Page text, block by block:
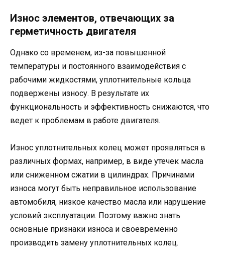
Износ элементов, отвечающих за
герметичность двигателя
Однако со временем, из-за повышенной
температуры и постоянного взаимодействия с
рабочими жидкостями, уплотнительные кольца
подвержены износу. В результате их
функциональность и эффективность снижаются, что
ведет к проблемам в работе двигателя.
Износ уплотнительных колец может проявляться в
различных формах, например, в виде утечек масла
или сниженном сжатии в цилиндрах. Причинами
износа могут быть неправильное использование
автомобиля, низкое качество масла или нарушение
условий эксплуатации. Поэтому важно знать
основные признаки износа и своевременно
производить замену уплотнительных колец.